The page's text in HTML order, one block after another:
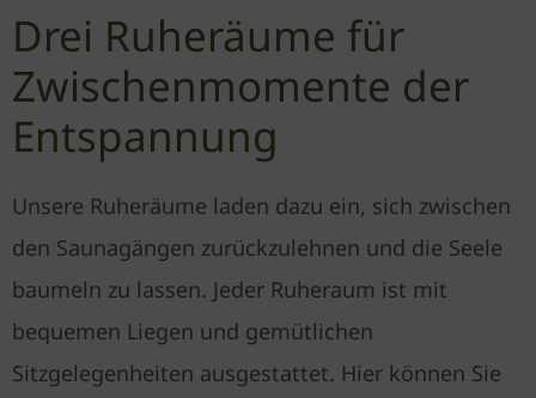
Drei Ruheräume für
Zwischenmomente der
Entspannung
Unsere Ruheräume laden dazu ein, sich zwischen
den Saunagängen zurückzulehnen und die Seele
baumeln zu lassen. Jeder Ruheraum ist mit
bequemen Liegen und gemütlichen
Sitzgelegenheiten ausgestattet. Hier können Sie